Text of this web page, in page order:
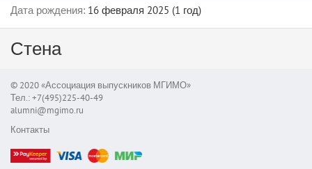
Дата рождения: 16 февраля 2025 (1 год)
Стена
© 2020 «Ассоциация выпускников МГИМО»
Тел.: +7(495)225-40-49
alumni@mgimo.ru
Контакты